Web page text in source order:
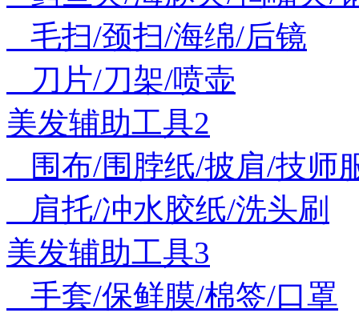
毛扫/颈扫/海绵/后镜
刀片/刀架/喷壶
美发辅助工具2
围布/围脖纸/披肩/技师
肩托/冲水胶纸/洗头刷
美发辅助工具3
手套/保鲜膜/棉签/口罩